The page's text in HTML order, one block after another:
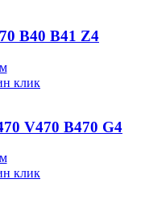
B40 B41 Z4
клик
V470 B470 G4
клик